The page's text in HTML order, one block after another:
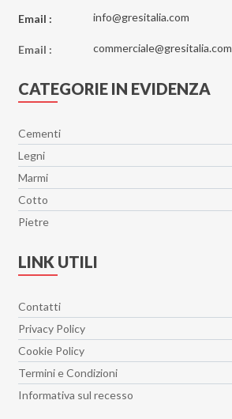
Email : info@gresitalia.com
Email : commerciale@gresitalia.com
CATEGORIE IN EVIDENZA
Cementi
Legni
Marmi
Cotto
Pietre
LINK UTILI
Contatti
Privacy Policy
Cookie Policy
Termini e Condizioni
Informativa sul recesso